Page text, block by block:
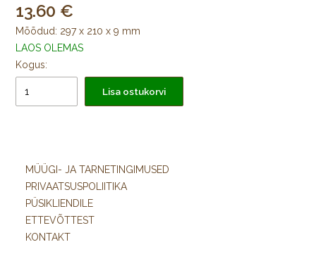
teksti silmale mugavalt loetavaks. Katmata pind annab
trükistele eksklusiivse ja naturaalse ilme, mistõttu kasutatakse
seda laialdaselt raamatute, kataloogide, brošüüride,
visiitkaartide, kutsete, pakendite ja turundusmaterjalide
valmistamisel.
Suurepärane trükikvaliteet nii offset-, digi- kui siiditrükis.
Sobib ka kirjutamiseks.
FSC®-sertifikaadiga ning keskkonnasõbralik tootmine.
13.60
Mõõdud: 297 x 210 x 9 mm
LAOS OLEMAS
Kogus:
Lisa ostukorvi
MÜÜGI- JA TARNETINGIMUSED
PRIVAATSUSPOLIITIKA
PÜSIKLIENDILE
ETTEVÕTTEST
KONTAKT